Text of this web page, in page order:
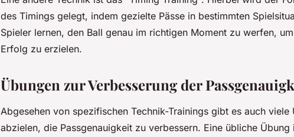
des Timings gelegt, indem gezielte Pässe in bestimmten
Spieler lernen, den Ball genau im richtigen Moment zu werfen,
Erfolg zu erzielen.
Übungen zur Verbesserung der
Abgesehen von spezifischen Technik-Trainings gibt es auch
abzielen, die Passgenauigkeit zu verbessern. Eine übliche